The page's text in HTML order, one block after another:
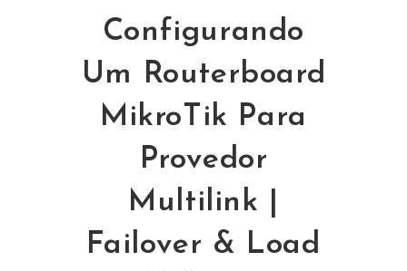
Configurando
Um Routerboard
MikroTik Para
Provedor
Multilink |
Failover & Load